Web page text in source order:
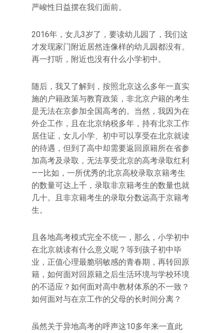
严峻性日益摆在我们面前。
2016年，女儿3岁了，要读幼儿园了，我们这
才发现家门附近居然连像样的幼儿园都没有。
再一打听，附近也没有什么小学初中。
随后，我又了解到，按照北京这么多年一直实
施的户籍政策与教育政策，非北京户籍的考生
是无法在京参加全国高考的。当然，我因为在
外企工作，且在北京纳税多年，持有北京工作
居住证，女儿小学、初中可以享受在北京就读
的待遇，但到了高中却需要返回原籍所在省参
加高考及录取，无法享受北京的高考录取红利
——比如，一所优秀的北京高校录取京籍考生
的数量可达上千，录取非京籍考生的数量也就
几十。且非京籍考生的录取分数远高于京籍考
生。
且各地高考模式完全不统一，那么，小学初中
在北京就读有什么意义呢？等到孩子初中毕
业，正值心理最脆弱敏感的青春期，再转回原
籍，如何面对回原籍之后生活环境与学校环境
的不适应？如何面对高中教材体系的不一致？
如何面对与在京工作的父母的长时间分离？
虽然关于异地高考的呼声这10多年来一直此